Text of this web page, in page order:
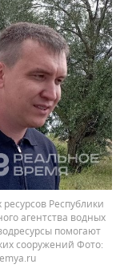
Республики
агентства водных
помогают
сооружений